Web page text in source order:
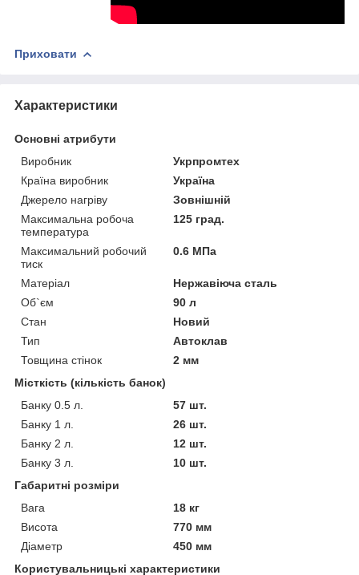
Приховати
Характеристики
Основні атрибути
Виробник
Укрпромтех
Країна виробник
Україна
Джерело нагріву
Зовнішній
Максимальна робоча
температура
125 град.
Максимальний робочий
тиск
0.6 МПа
Матеріал
Нержавіюча сталь
Об`єм
90 л
Стан
Новий
Тип
Автоклав
Товщина стінок
2 мм
Місткість (кількість банок)
Банку 0.5 л.
57 шт.
Банку 1 л.
26 шт.
Банку 2 л.
12 шт.
Банку 3 л.
10 шт.
Габаритні розміри
Вага
18 кг
Висота
770 мм
Діаметр
450 мм
Користувальницькі характеристики